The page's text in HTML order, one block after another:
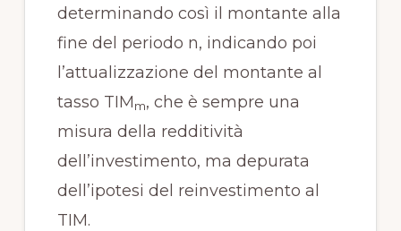
determinando così il montante alla
fine del periodo n, indicando poi
l’attualizzazione del montante al
tasso TIMm, che è sempre una
misura della redditività
dell’investimento, ma depurata
dell’ipotesi del reinvestimento al
TIM.